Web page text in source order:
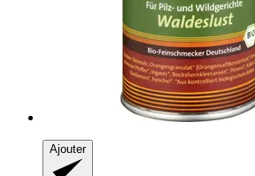
Ajouter